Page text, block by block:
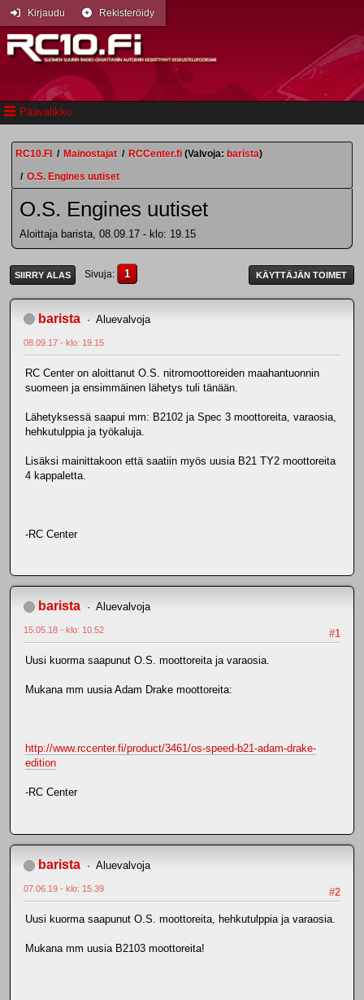
Päävalikko
Kirjaudu Rekisteröidy
RC10.FI / Mainostajat / RCCenter.fi (Valvoja: barista)
/ O.S. Engines uutiset
O.S. Engines uutiset
Aloittaja barista, 08.09.17 - klo: 19.15
SIIRRY ALAS Sivuja 1 KÄYTTÄJÄN TOIMET
barista Aluevalvoja
08.09.17 - klo: 19.15
RC Center on aloittanut O.S. nitromoottoreiden maahantuonnin
suomeen ja ensimmäinen lähetys tuli tänään.
Lähetyksessä saapui mm: B2102 ja Spec 3 moottoreita, varaosia,
hehkutulppia ja työkaluja.
Lisäksi mainittakoon että saatiin myös uusia B21 TY2 moottoreita
4 kappaletta.
-RC Center
barista Aluevalvoja
#1
15.05.18 - klo: 10.52
Uusi kuorma saapunut O.S. moottoreita ja varaosia.
Mukana mm uusia Adam Drake moottoreita:
http://www.rccenter.fi/product/3461/os-speed-b21-adam-drake-
edition
-RC Center
barista Aluevalvoja
#2
07.06.19 - klo: 15.39
Uusi kuorma saapunut O.S. moottoreita, hehkutulppia ja varaosia.
Mukana mm uusia B2103 moottoreita!